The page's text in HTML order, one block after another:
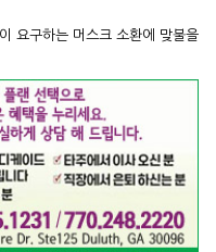
요구하는 머스크 소환에 맞불을